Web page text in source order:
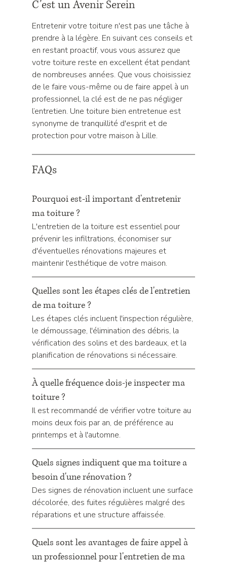
C’est un Avenir Serein
Entretenir votre toiture n'est pas une tâche à
prendre à la légère. En suivant ces conseils et
en restant proactif, vous vous assurez que
votre toiture reste en excellent état pendant
de nombreuses années. Que vous choisissiez
de le faire vous-même ou de faire appel à un
professionnel, la clé est de ne pas négliger
l’entretien. Une toiture bien entretenue est
synonyme de tranquillité d'esprit et de
protection pour votre maison à Lille.
FAQs
Pourquoi est-il important d'entretenir
ma toiture ?
L'entretien de la toiture est essentiel pour
prévenir les infiltrations, économiser sur
d'éventuelles rénovations majeures et
maintenir l'esthétique de votre maison.
Quelles sont les étapes clés de l'entretien
de ma toiture ?
Les étapes clés incluent l'inspection régulière,
le démoussage, l'élimination des débris, la
vérification des solins et des bardeaux, et la
planification de rénovations si nécessaire.
À quelle fréquence dois-je inspecter ma
toiture ?
Il est recommandé de vérifier votre toiture au
moins deux fois par an, de préférence au
printemps et à l'automne.
Quels signes indiquent que ma toiture a
besoin d'une rénovation ?
Des signes de rénovation incluent une surface
décolorée, des fuites régulières malgré des
réparations et une structure affaissée.
Quels sont les avantages de faire appel à
un professionnel pour l'entretien de ma